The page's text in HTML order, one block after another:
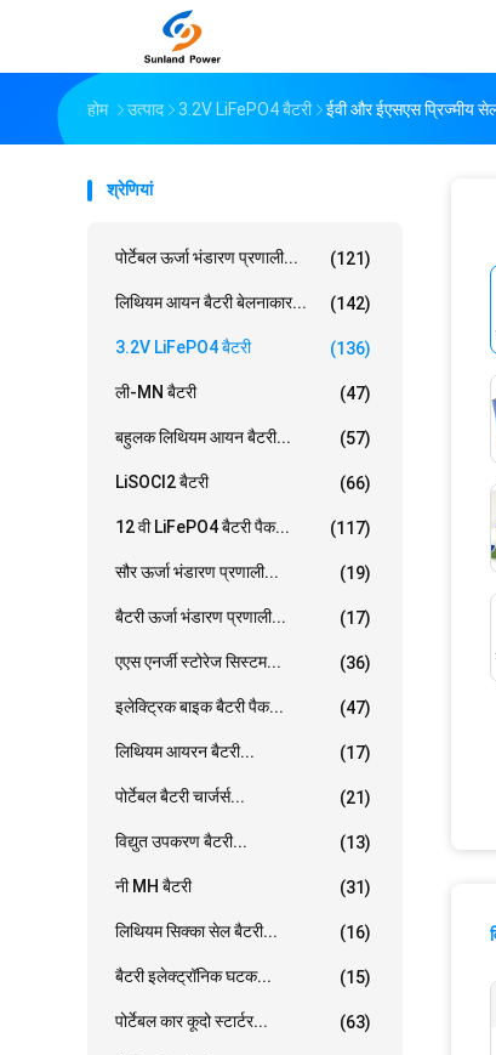
होम उत्पाद 3.2V LiFePO4 बैटरी ईवी और ईएसएस प्रिज्मीय
श्रेणियां
पोर्टेबल ऊर्जा भंडारण प्रणाली... (121)
लिथियम आयन बैटरी बेलनाकार... (142)
3.2V LiFePO4 बैटरी (136)
ली-MN बैटरी (47)
बहुलक लिथियम आयन बैटरी... (57)
LiSOCl2 बैटरी (66)
12 वी LiFePO4 बैटरी पैक... (117)
सौर ऊर्जा भंडारण प्रणाली... (19)
बैटरी ऊर्जा भंडारण प्रणाली... (17)
एएस एनर्जी स्टोरेज सिस्टम... (36)
इलेक्ट्रिक बाइक बैटरी पैक... (47)
लिथियम आयरन बैटरी... (17)
पोर्टेबल बैटरी चार्जर्स... (21)
विद्युत उपकरण बैटरी... (13)
नी MH बैटरी (31)
लिथियम सिक्का सेल बैटरी... (16)
बैटरी इलेक्ट्रॉनिक घटक... (15)
पोर्टेबल कार कूदो स्टार्टर... (63)